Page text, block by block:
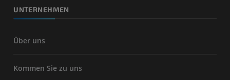
UNTERNEHMEN
Über uns
Kommen Sie zu uns